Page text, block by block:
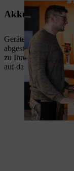
Akku-Systeme,
Geräte, Akkus und
abgestimmt. Mit der
zu Ihren
auf das Sie sich